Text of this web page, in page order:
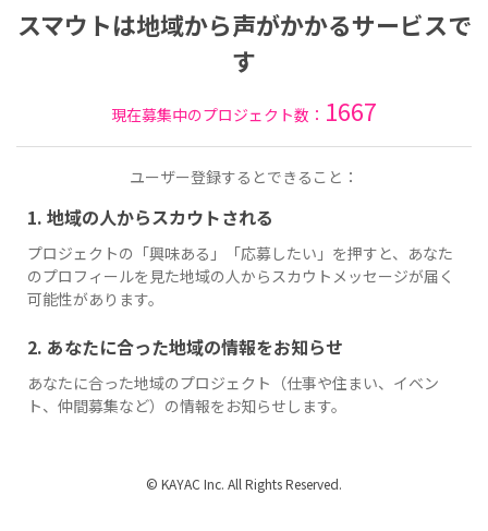
スマウトは地域から声がかかるサービスで
す
現在募集中のプロジェクト数： 1667
ユーザー登録するとできること：
1. 地域の人からスカウトされる
プロジェクトの「興味ある」「応募したい」を押すと、あなた
のプロフィールを見た地域の人からスカウトメッセージが届く
可能性があります。
2. あなたに合った地域の情報をお知らせ
あなたに合った地域のプロジェクト（仕事や住まい、イベン
ト、仲間募集など）の情報をお知らせします。
© KAYAC Inc. All Rights Reserved.